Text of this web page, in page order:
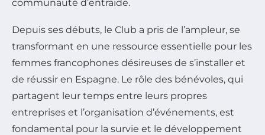
communauté d’entraide.
Depuis ses débuts, le Club a pris de l’ampleur, se
transformant en une ressource essentielle pour les
femmes francophones désireuses de s’installer et
de réussir en Espagne. Le rôle des bénévoles, qui
partagent leur temps entre leurs propres
entreprises et l’organisation d’événements, est
fondamental pour la survie et le développement